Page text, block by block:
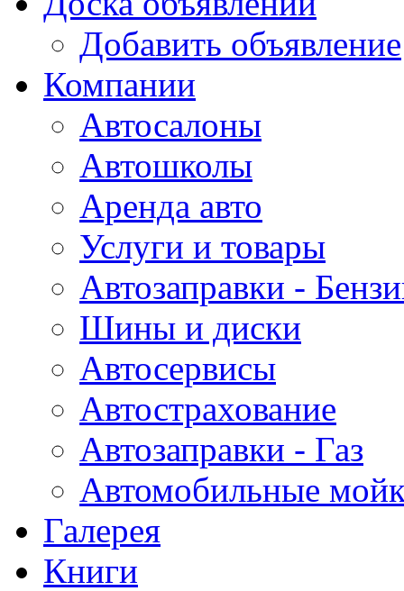
Добавить объявление
Компании
Автосалоны
Автошколы
Аренда авто
Услуги и товары
Автозаправки -
Шины и диски
Автосервисы
Автострахование
Автозаправки - Газ
Автомобильные
Галерея
Книги